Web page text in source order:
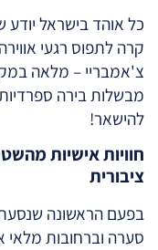
כל אוהד בישראל
קרה לתפוס רגעי
צ'אמבריי – מלאה
מבשלות בירה
להישאר!
חוויות אישיות
ציבורית
בפעם הראשונה
סערה וברחובות מלאי